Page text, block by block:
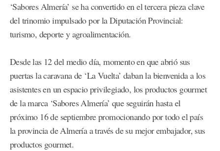
‘Sabores Almería’ se ha convertido en el tercera pieza clave
del trinomio impulsado por la Diputación Provincial:
turismo, deporte y agroalimentación.
Desde las 12 del medio día, momento en que abrió sus
puertas la caravana de ‘La Vuelta’ daban la bienvenida a los
asistentes en un espacio privilegiado, los productos gourmet
de la marca ‘Sabores Almería’ que seguirán hasta el
próximo 16 de septiembre promocionando por todo el país
la provincia de Almería a través de su mejor embajador, sus
productos gourmet.